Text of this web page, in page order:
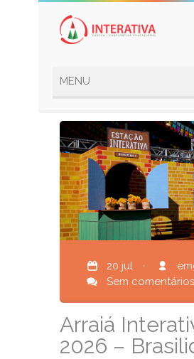
20 jul ·
Sem comentários
Arraiá
2026 –